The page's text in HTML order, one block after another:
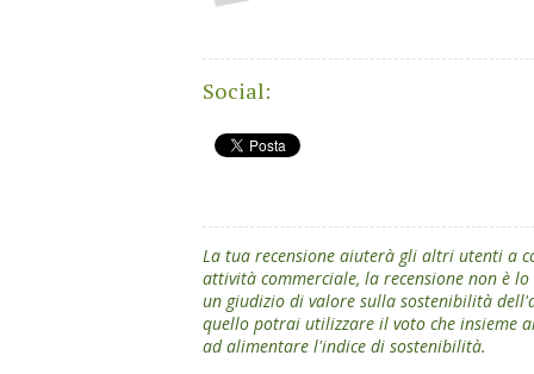
Social:
La tua recensione aiuterà gli altri utenti a
attività commerciale, la recensione non è
un giudizio di valore sulla sostenibilità
quello potrai utilizzare il voto che insieme
ad alimentare l'indice di sostenibilità.